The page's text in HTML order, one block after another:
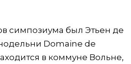
симпозиума был Этьен де
Domaine de
в коммуне Вольне,